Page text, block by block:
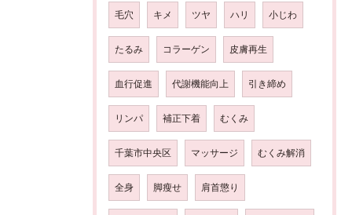
毛穴 キメ ツヤ ハリ 小じわ
たるみ コラーゲン 皮膚再生
血行促進 代謝機能向上 引き締め
リンパ 補正下着 むくみ
千葉市中央区 マッサージ むくみ解消
全身 脚瘦せ 肩首懲り